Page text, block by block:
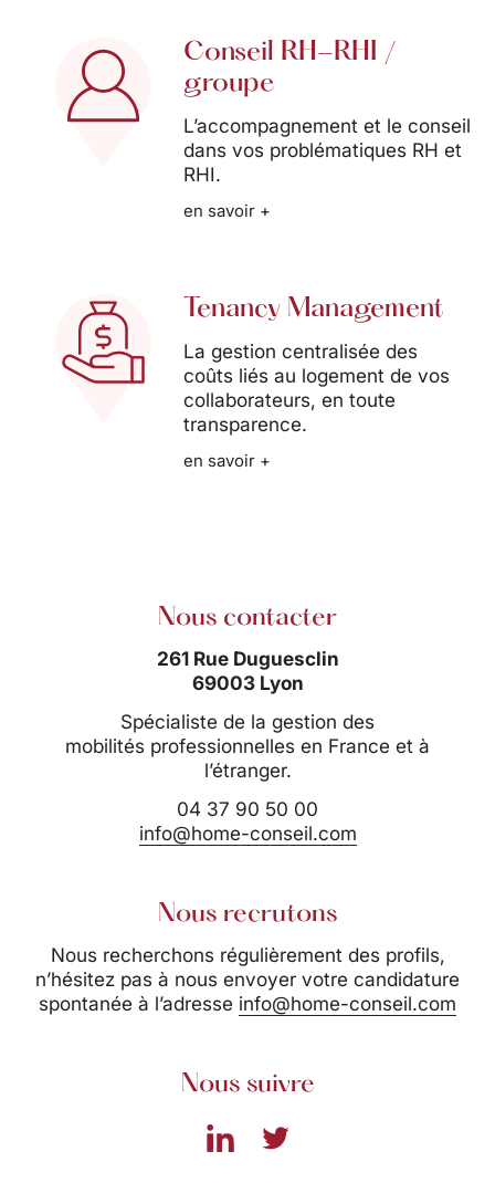
Conseil RH-RHI /
groupe
L’accompagnement et le conseil
dans vos problématiques RH et
RHI.
en savoir +
Tenancy Management
La gestion centralisée des
coûts liés au logement de vos
collaborateurs, en toute
transparence.
en savoir +
Nous contacter
261 Rue Duguesclin
69003 Lyon
Spécialiste de la gestion des
mobilités professionnelles en France et à
l’étranger.
04 37 90 50 00
info@home-conseil.com
Nous recrutons
Nous recherchons régulièrement des profils,
n’hésitez pas à nous envoyer votre candidature
spontanée à l’adresse info@home-conseil.com
Nous suivre